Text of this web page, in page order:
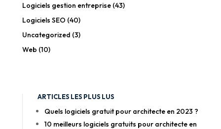
Logiciels gestion entreprise(43)
Logiciels SEO (40)
Uncategorized (3)
Web (10)
ARTICLES LES PLUS LUS
Quels logiciels gratuit pour architecte en 2023 ?
10 meilleurs logiciels gratuits pour architecte en